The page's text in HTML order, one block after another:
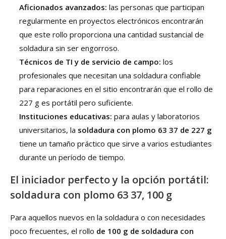
Aficionados avanzados: las personas que participan
regularmente en proyectos electrónicos encontrarán
que este rollo proporciona una cantidad sustancial de
soldadura sin ser engorroso.
Técnicos de TI y de servicio de campo: los
profesionales que necesitan una soldadura confiable
para reparaciones en el sitio encontrarán que el rollo de
227 g es portátil pero suficiente.
Instituciones educativas: para aulas y laboratorios
universitarios, la soldadura con plomo 63 37 de 227 g
tiene un tamaño práctico que sirve a varios estudiantes
durante un período de tiempo.
El iniciador perfecto y la opción portátil:
soldadura con plomo 63 37, 100 g
Para aquellos nuevos en la soldadura o con necesidades
poco frecuentes, el rollo de 100 g de soldadura con